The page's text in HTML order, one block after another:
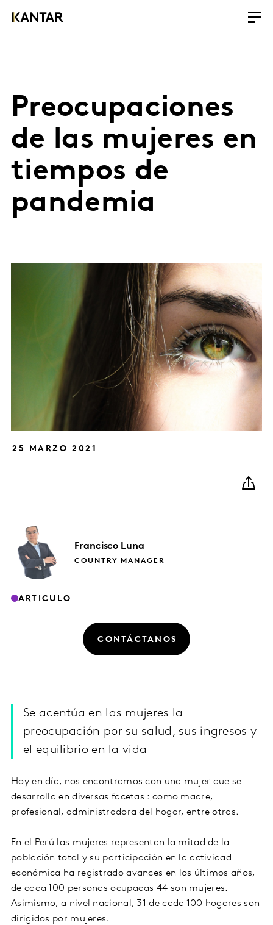
Preocupaciones
de las mujeres en
tiempos de
pandemia
25 MARZO 2021
Francisco Luna
COUNTRY MANAGER
ARTICULO
CONTÁCTANOS
Se acentúa en las mujeres la
preocupación por su salud, sus ingresos y
el equilibrio en la vida
Hoy en día, nos encontramos con una mujer que se
desarrolla en diversas facetas : como madre,
profesional, administradora del hogar, entre otras.
En el Perú las mujeres representan la mitad de la
población total y su participación en la actividad
económica ha registrado avances en los últimos años,
de cada 100 personas ocupadas 44 son mujeres.
Asimismo, a nivel nacional, 31 de cada 100 hogares son
dirigidos por mujeres.